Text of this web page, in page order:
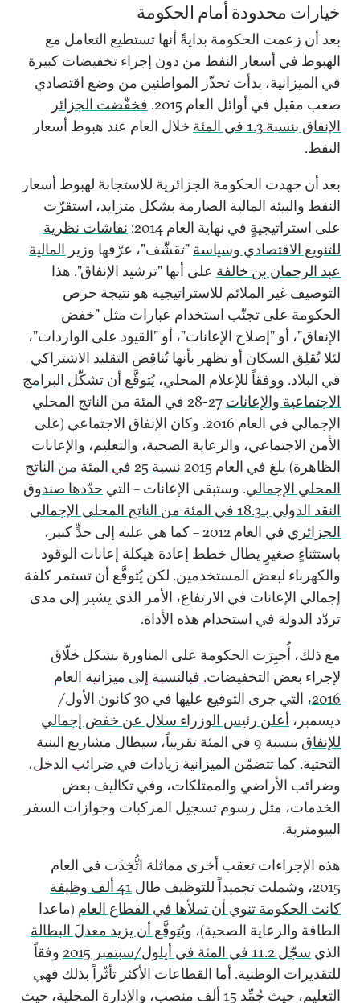
خيارات محدودة أمام الحكومة
بعد أن زعمت الحكومة بدايةً أنها تستطيع التعامل مع
الهبوط في أسعار النفط من دون إجراء تخفيضات كبيرة
في الميزانية، بدأت تحذّر المواطنين من وضع اقتصادي
صعب مقبل في أوائل العام 2015.
فخفّضت الجزائر
الإنفاق بنسبة 1.3 في المئة
خلال العام عند هبوط أسعار
النفط.
بعد أن جهدت الحكومة الجزائرية للاستجابة لهبوط أسعار
النفط والبيئة المالية الصارمة بشكل متزايد، استقرّت
على استراتيجيةٍ في نهاية العام 2014:
نقاشات نظرية
للتنويع الاقتصادي وسياسة "تقشّف"، عرّفها وزير المالية
عبد الرحمان بن خالفة على أنها "ترشيد الإنفاق". هذا
التوصيف غير الملائم للاستراتيجية هو نتيجة حرص
الحكومة على تجنّب استخدام عبارات مثل "خفض
الإنفاق"، أو "إصلاح الإعانات"، أو "القيود على الواردات"،
لئلا تُقلِق السكان أو تظهر بأنها تُناقِض التقليد الاشتراكي
في البلاد. ووفقاً للإعلام المحلي، يُتوقَّع أن تشكّل البرامج
الاجتماعية والإعانات
27-28 في المئة من الناتج المحلي
الإجمالي في العام 2016. وكان الإنفاق الاجتماعي (على
الأمن الاجتماعي، والرعاية الصحية، والتعليم، والإعانات
الظاهرة) بلغ في العام 2015
نسبة 25 في المئة من الناتج
المحلي الإجمالي. وستبقى الإعانات – التي حدّدها صندوق
النقد الدولي بـ18.3 في المئة من الناتج المحلي الإجمالي
الجزائري
في العام 2012 – كما هي عليه إلى حدٍّ كبير،
باستثناءٍ صغيرٍ يطال خطط إعادة هيكلة إعانات الوقود
والكهرباء لبعض المستخدمين. لكن يُتوقَّع أن تستمر كلفة
إجمالي الإعانات في الارتفاع، الأمر الذي يشير إلى مدى
تردّد الدولة في استخدام هذه الأداة.
مع ذلك، أُجبِرَت الحكومة على المناورة بشكل خلّاق
لإجراء بعض التخفيضات. فبالنسبة إلى ميزانية العام
2016
، التي جرى التوقيع عليها في 30 كانون الأول/
ديسمبر، أعلن رئيس الوزراء سلال عن خفض إجمالي
للإنفاق
بنسبة 9 في المئة تقريباً، سيطال مشاريع البنية
التحتية. كما تتضمّن الميزانية زيادات في ضرائب الدخل،
وضرائب الأراضي والممتلكات، وفي تكاليف بعض
الخدمات، مثل رسوم تسجيل المركبات وجوازات السفر
البيومترية.
هذه الإجراءات تعقب أخرى مماثلة اتُّخِذَت في العام
2015، وشملت تجميداً للتوظيف طال
41 ألف وظيفة
كانت الحكومة تنوي أن تملأها في القطاع العام (ماعدا
الطاقة والرعاية الصحية)، ويُتوقَّع أن يزيد معدلَ البطالة
الذي سجّل 11.2 في المئة في أيلول/سبتمبر 2015
وفقاً
للتقديرات الوطنية. أما القطاعات الأكثر تأثّراً بذلك فهي
التعليم، حيث جُمِّد 15 ألف منصب، والإدارة المحلية، حيث